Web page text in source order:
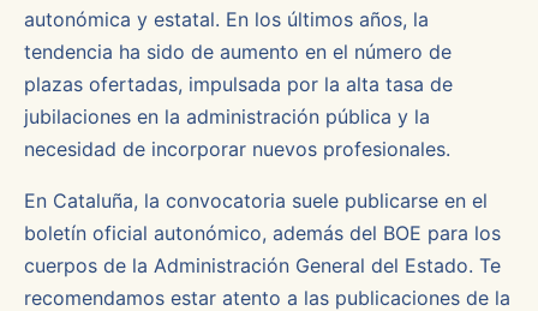
autonómica y estatal. En los últimos años, la
tendencia ha sido de aumento en el número de
plazas ofertadas, impulsada por la alta tasa de
jubilaciones en la administración pública y la
necesidad de incorporar nuevos profesionales.
En Cataluña, la convocatoria suele publicarse en el
boletín oficial autonómico, además del BOE para los
cuerpos de la Administración General del Estado. Te
recomendamos estar atento a las publicaciones de la